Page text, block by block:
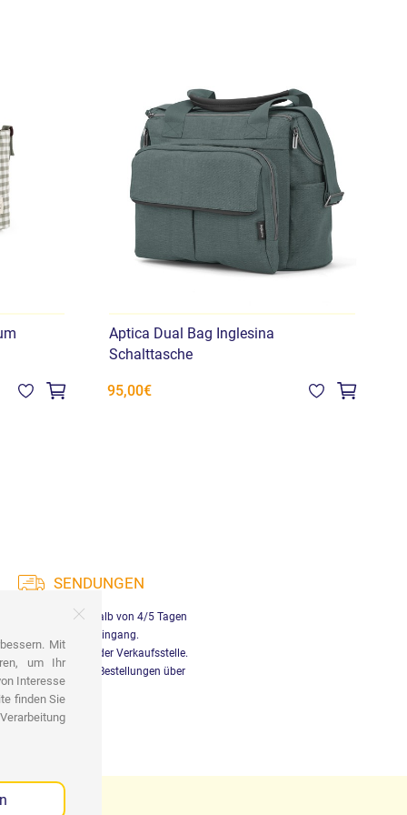
Aptica Dual Bag Inglesina
Schalttasche
95,00€
SENDUNGEN
in Italien innerhalb von 4/5 Tagen
nach Zahlungseingang.
Abholung an der Verkaufsstelle.
Versand für Bestellungen über
Mit
um Ihr
Interesse
finden Sie